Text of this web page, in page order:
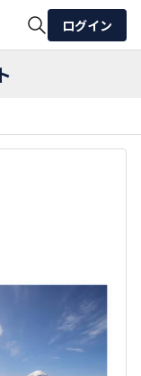
検索
ログイン